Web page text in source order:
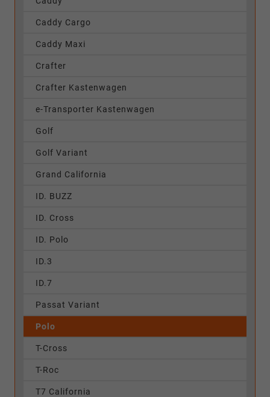
Caddy Cargo
Caddy Maxi
Crafter
Crafter Kastenwagen
e-Transporter Kastenwagen
Golf
Golf Variant
Grand California
ID. BUZZ
ID. Cross
ID. Polo
ID.3
ID.7
Passat Variant
Polo
T-Cross
T-Roc
T7 California